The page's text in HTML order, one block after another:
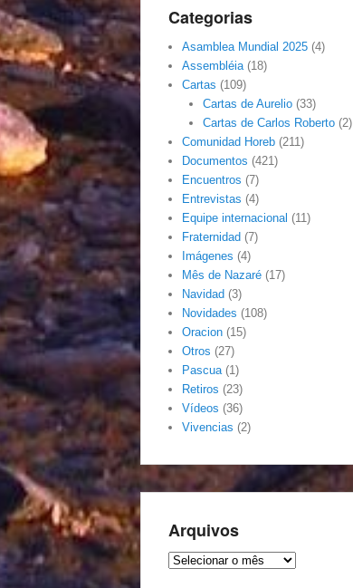
Categorias
Asamblea Mundial 2025 (4)
Assembléia(18)
Cartas (109)
Cartas de Aurelio(33)
Cartas de Carlos Roberto(2)
Comunidad Horeb (211)
Documentos (421)
Encuentros (7)
Entrevistas (4)
Equipe internacional (11)
Fraternidad (7)
Imágenes (4)
Mês de Nazaré (17)
Navidad (3)
Novidades (108)
Oracion (15)
Otros (27)
Pascua(1)
Retiros (23)
Vídeos (36)
Vivencias (2)
Arquivos
Arquivos